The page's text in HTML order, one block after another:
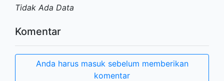
Tidak Ada Data
Komentar
Anda harus masuk sebelum memberikan
komentar